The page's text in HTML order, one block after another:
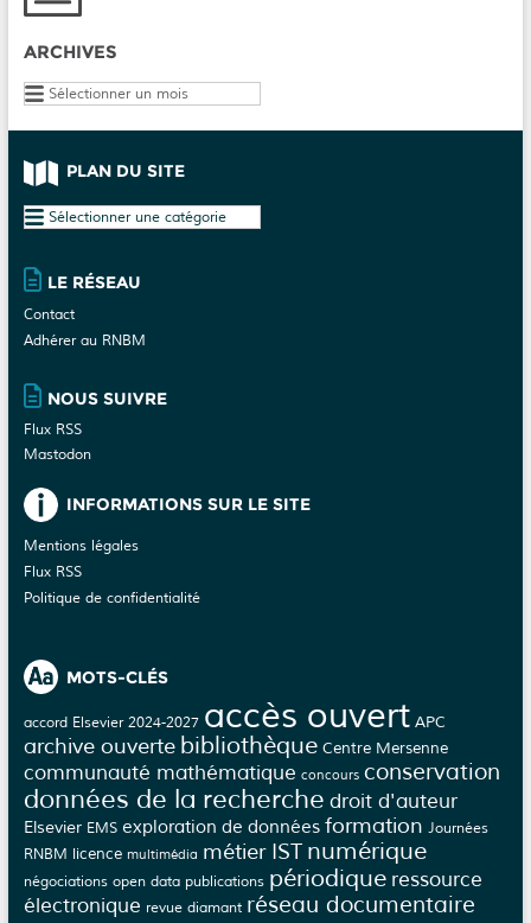
ARCHIVES
Archives
PLAN DU SITE
Plan
site
LE RÉSEAU
Contact
Adhérer au RNBM
NOUS SUIVRE
Flux RSS
Mastodon
INFORMATIONS SUR LE SITE
Mentions légales
Flux RSS
Politique de confidentialité
MOTS-CLÉS
accord Elsevier 2024-2027 accès ouvert APC
archive ouverte bibliothèque Centre Mersenne
communauté mathématique concours conservation
données de la recherche droit d'auteur
Elsevier EMS exploration de données formation Journées
RNBM licence multimédia métier IST numérique
négociations open data publications périodique ressource
électronique revue diamant réseau documentaire